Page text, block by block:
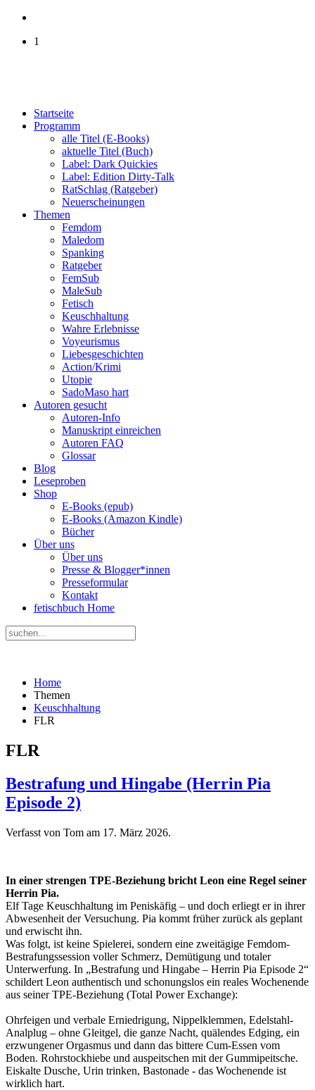
1
Startseite
Programm
alle Titel (E-Books)
aktuelle Titel (Buch)
Label: Dark Quickies
Label: Edition Dirty-Talk
RatSchlag (Ratgeber)
Neuerscheinungen
Themen
Femdom
Maledom
Spanking
Ratgeber
FemSub
MaleSub
Fetisch
Keuschhaltung
Wahre Erlebnisse
Voyeurismus
Liebesgeschichten
Action/Krimi
Utopie
SadoMaso hart
Autoren gesucht
Autoren-Info
Manuskript einreichen
Autoren FAQ
Glossar
Blog
Leseproben
Shop
E-Books (epub)
E-Books (Amazon Kindle)
Bücher
Über uns
Über uns
Presse & Blogger*innen
Presseformular
Kontakt
fetischbuch Home
Home
Themen
Keuschhaltung
FLR
FLR
Bestrafung und Hingabe (Herrin Pia
Episode 2)
Verfasst von Tom am 17. März 2026.
In einer strengen TPE-Beziehung bricht Leon eine Regel seiner
Herrin Pia.
Elf Tage Keuschhaltung im Peniskäfig – und doch erliegt er in ihrer
Abwesenheit der Versuchung. Pia kommt früher zurück als geplant
und erwischt ihn.
Was folgt, ist keine Spielerei, sondern eine zweitägige Femdom-
Bestrafungssession voller Schmerz, Demütigung und totaler
Unterwerfung. In „Bestrafung und Hingabe – Herrin Pia Episode 2“
schildert Leon authentisch und schonungslos ein reales Wochenende
aus seiner TPE-Beziehung (Total Power Exchange):
Ohrfeigen und verbale Erniedrigung, Nippelklemmen, Edelstahl-
Analplug – ohne Gleitgel, die ganze Nacht, quälendes Edging, ein
erzwungener Orgasmus und dann das bittere Cum-Essen vom
Boden. Rohrstockhiebe und auspeitschen mit der Gummipeitsche.
Eiskalte Dusche, Urin trinken, Bastonade - das Wochenende ist
wirklich hart.